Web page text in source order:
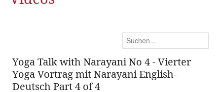
Yoga Talk with Narayani No 4 - Vierter
Yoga Vortrag mit Narayani English-
Deutsch Part 4 of 4